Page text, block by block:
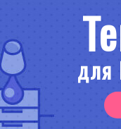
для